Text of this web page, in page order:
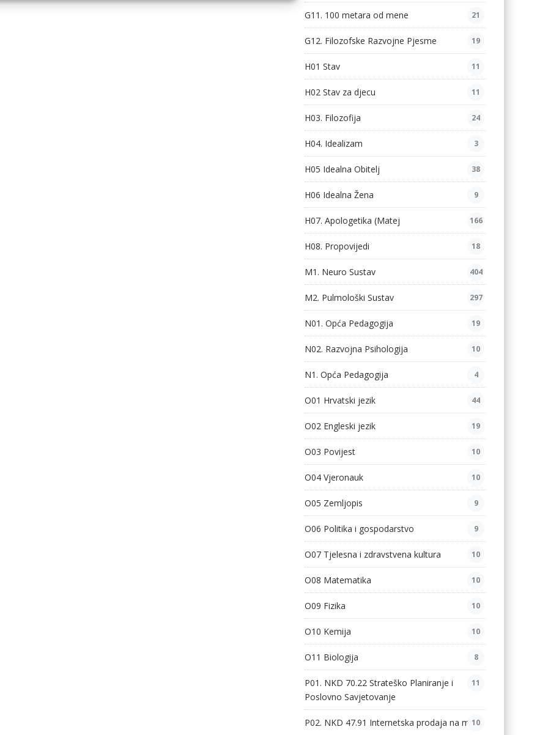
G11. 100 metara od mene 21
G12. Filozofske Razvojne Pjesme 19
H01 Stav 11
H02 Stav za djecu 11
H03. Filozofija 24
H04. Idealizam 3
H05 Idealna Obitelj 38
H06 Idealna Žena 9
H07. Apologetika (Matej 166
H08. Propovijedi 18
M1. Neuro Sustav 404
M2. Pulmološki Sustav 297
N01. Opća Pedagogija 19
N02. Razvojna Psihologija 10
N1. Opća Pedagogija 4
O01 Hrvatski jezik 44
O02 Engleski jezik 19
O03 Povijest 10
O04 Vjeronauk 10
O05 Zemljopis 9
O06 Politika i gospodarstvo 9
O07 Tjelesna i zdravstvena kultura 10
O08 Matematika 10
O09 Fizika 10
O10 Kemija 10
O11 Biologija 8
P01. NKD 70.22 Strateško Planiranje i
Poslovno Savjetovanje
11
P02. NKD 47.91 Internetska prodaja na malo
10